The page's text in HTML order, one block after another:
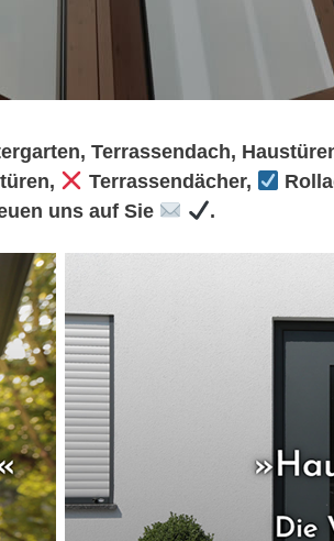
Terrassendach,
Terrassendächer,
uns auf Sie .